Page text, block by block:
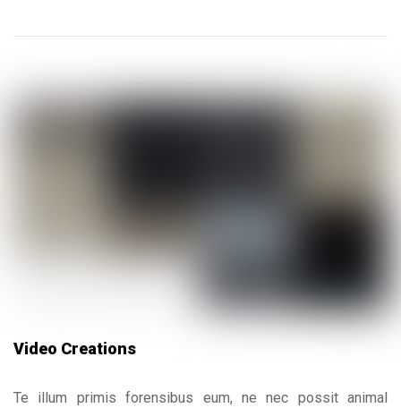
Video Creations
Te illum primis forensibus eum, ne nec possit animal